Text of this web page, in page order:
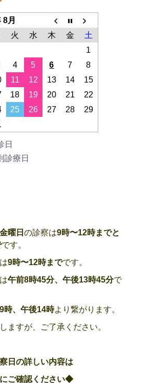
8月
火 水 木 金
土
1
4 5 6 7
8
11 12 13 14
15
18 19 20 21
22
25 26 27 28
29
日
診療日
曜日 の診察は9時〜12時までと
です。
9時〜12時までです。
午前8時45分、午後13時45分で
時、午後14時より繋がります。
ますが、ご了承ください。
日の詳しい内容は
ご確認ください◆